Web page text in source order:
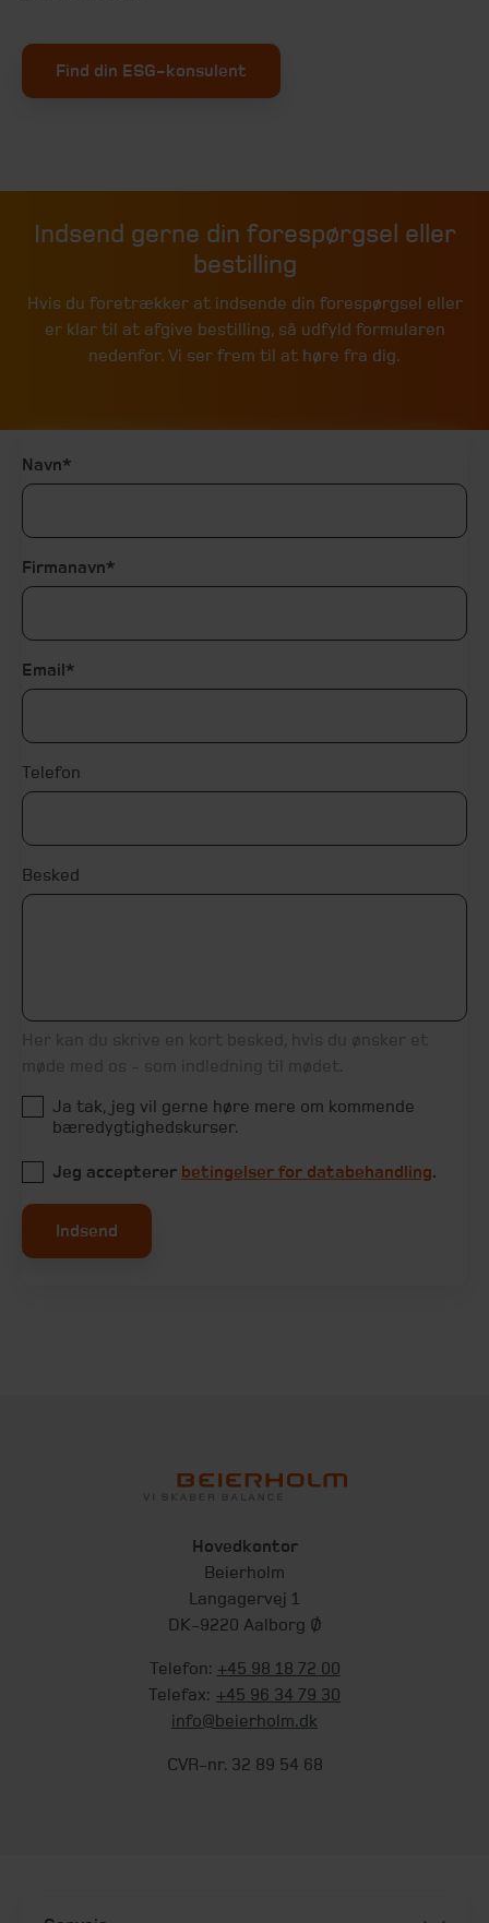
Find din ESG-konsulent
Indsend gerne din forespørgsel eller
bestilling
Hvis du foretrækker at indsende din forespørgsel eller
er klar til at afgive bestilling, så udfyld formularen
nedenfor. Vi ser frem til at høre fra dig.
Navn
Firmanavn
Email
Telefon
Besked
Her kan du skrive en kort besked, hvis du ønsker et
møde med os - som indledning til mødet.
Ja tak, jeg vil gerne høre mere om kommende
bæredygtighedskurser.
Jeg accepterer betingelser for databehandling.
Indsend
Hovedkontor
Beierholm
Langagervej 1
DK-9220 Aalborg Ø
Telefon: +45 98 18 72 00
Telefax: +45 96 34 79 30
info@beierholm.dk
CVR-nr. 32 89 54 68